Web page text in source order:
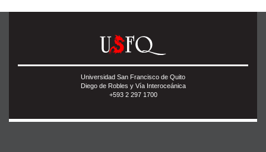
Universidad San Francisco de Quito
Diego de Robles y Vía Interoceánica
+593 2 297 1700